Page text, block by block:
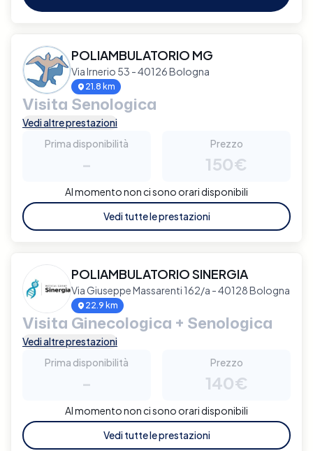
POLIAMBULATORIO MG
Via Irnerio 53 - 40126 Bologna
21.8 km
Visita Senologica
Vedi altre prestazioni
Prima disponibilità
-
Prezzo
150€
Al momento non ci sono orari disponibili
Vedi tutte le prestazioni
POLIAMBULATORIO SINERGIA
Via Giuseppe Massarenti 162/a - 40128 Bologna
22.9 km
Visita Ginecologica + Senologica
Vedi altre prestazioni
Prima disponibilità
-
Prezzo
140€
Al momento non ci sono orari disponibili
Vedi tutte le prestazioni